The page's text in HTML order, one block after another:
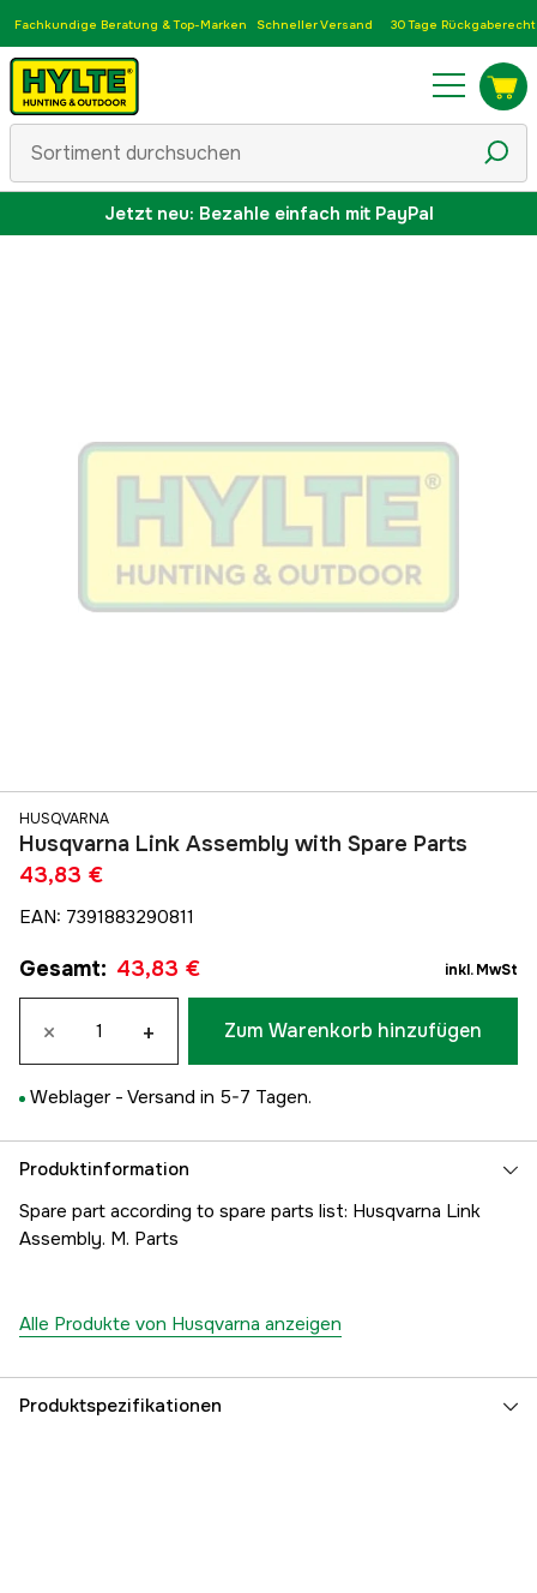
Fachkundige Beratung & Top-Marken Schneller Versand 30 Tage Rückgaberecht
Jetzt neu: Bezahle einfach mit PayPal
HUSQVARNA
Husqvarna Link Assembly with Spare Parts
43,83 €
EAN: 7391883290811
Gesamt: 43,83 € inkl. MwSt
× + Zum Warenkorb hinzufügen
Weblager - Versand in 5-7 Tagen.
Produktinformation
Spare part according to spare parts list: Husqvarna Link
Assembly. M. Parts
Alle Produkte von Husqvarna anzeigen
Produktspezifikationen